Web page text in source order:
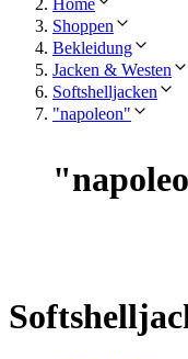
Home
Shoppen
Bekleidung
Jacken & Westen
Softshelljacken
"napoleon"
"